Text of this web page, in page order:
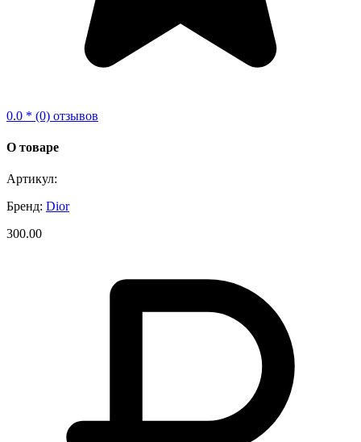
0.0 * (0) отзывов
О товаре
Артикул:
Бренд: Dior
300.00